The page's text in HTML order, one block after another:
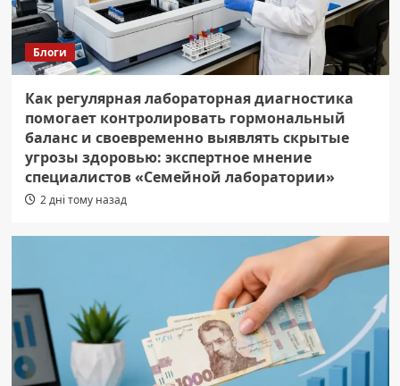
Блоги
Как регулярная лабораторная диагностика
помогает контролировать гормональный
баланс и своевременно выявлять скрытые
угрозы здоровью: экспертное мнение
специалистов «Семейной лаборатории»
2 дні тому назад